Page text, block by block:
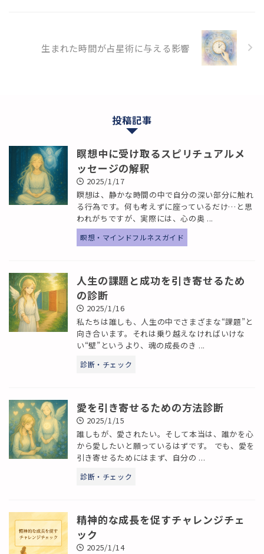
生まれた時間が占星術に与える影響
投稿記事
瞑想中に受け取るスピリチュアルメ
ッセージの解釈
2025/1/17
瞑想は、静かな時間の中で自分の深い部分に触れ
る行為です。何も考えずに座っているだけ…と思
われがちですが、実際には、心の奥 ...
瞑想・マインドフルネスガイド
人生の課題と成功を引き寄せるため
の診断
2025/1/16
私たちは誰しも、人生の中でさまざまな“課題”と
向き合います。それは乗り越えなければいけな
い“壁”というより、魂の成長のき ...
診断・チェック
愛を引き寄せるための方法診断
2025/1/15
誰しもが、愛されたい。そして本当は、誰かを心
から愛したいと願っているはずです。 でも、愛を
引き寄せるためにはまず、自分の ...
診断・チェック
精神的な成長を促すチャレンジチェ
ック
2025/1/14